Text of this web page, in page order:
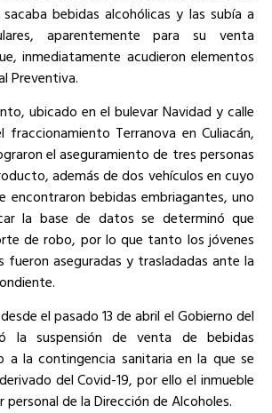
bebidas alcohólicas y las subía a
aparentemente para su venta
inmediatamente acudieron elementos
Preventiva.
ubicado en el bulevar Navidad y calle
fraccionamiento Terranova en Culiacán,
el aseguramiento de tres personas
además de dos vehículos en cuyo
encontraron bebidas embriagantes, uno
la base de datos se determinó que
de robo, por lo que tanto los jóvenes
fueron aseguradas y trasladadas ante la
el pasado 13 de abril el Gobierno del
la suspensión de venta de bebidas
a la contingencia sanitaria en la que se
del Covid-19, por ello el inmueble
de la Dirección de Alcoholes.